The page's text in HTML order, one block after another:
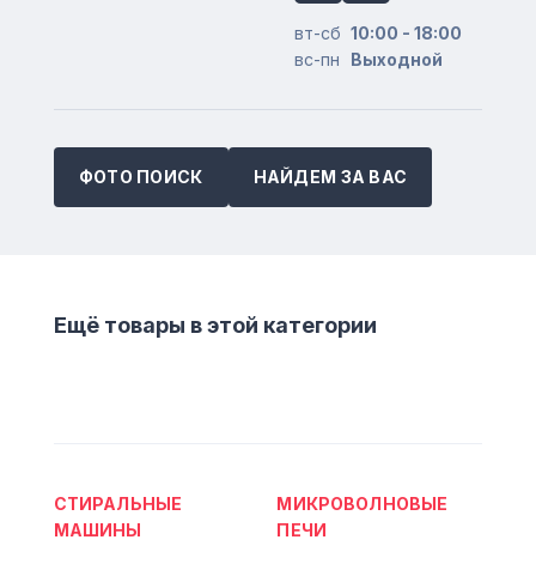
вт-сб 10:00 - 18:00
вс-пн
Выходной
ФОТО ПОИСК НАЙДЕМ ЗА ВАС
Ещё товары в этой категории
СТИРАЛЬНЫЕ
МАШИНЫ
МИКРОВОЛНОВЫЕ
ПЕЧИ